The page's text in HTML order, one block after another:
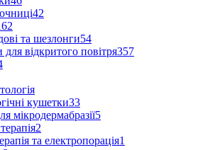
42
та шезлонги54
відкритого повітря357
кушетки33
мікродермабразії5
2
та електропорація1